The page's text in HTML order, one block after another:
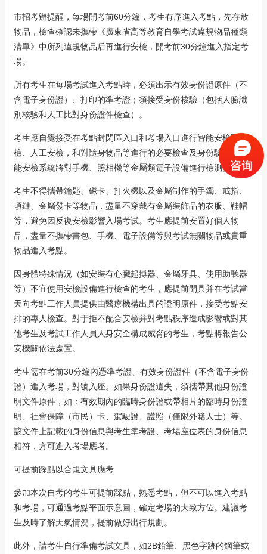
市招考辦提醒，每場開考前60分鐘，考生有序進入考點，先存放
物品，檢查確認未攜帶《廣東省高等教育自學考試違規物品種類
清單》中所列違規物品后再進行安檢，開考前30分鐘進入指定考
場。
所有考生在每場考試進入考點時，必須出示有效身份證原件（不
含電子身份證）、打印的準考證；須接受身份核驗（包括人臉識
別核驗和人工比對身份證件檢查）。
考生應自覺接受在考點封閉區入口和考場入口進行智能安檢門安
檢、人工安檢，和對隨身物品等進行的必要檢查及身份驗證。智
能安檢系統將對手機、照相機等金屬類電子設備進行檢測。
考生不得攜帶鑰匙、磁卡、打火機以及金屬制作的手鐲、戒指、
項鏈、金屬發卡等物品，盡量不穿戴有金屬裝飾品的衣服、鞋帽
等，避免因反復安檢影響入場考試。考生應提前安置好個人物
品，盡量不攜帶書包、手機、電子設備等與考試無關物品或貴重
物品進入考點。
因身體特殊情況（如安裝有心臟起搏器、金屬牙具、使用助聽器
等）不宜使用安檢設備進行檢查的考生，應提前開具并在考試當
天向考點工作人員提供由醫療機構出具的證明原件，接受考點安
排的專人檢查。對于拒不配合安檢并對考點秩序造成影響或對其
他考生及考試工作人員人身安全構成威脅的考生，考點將報告公
安機關依法處置。
考生需在考前30分鐘內憑準考證、有效身份證件（不含電子身份
證）進入考場，對號入座。如果身份證遺失，須攜帶其他身份證
明文件原件，如：有效期內的臨時身份證或帶相片的臨時身份證
明、社會保障（市民）卡、駕駛證、護照（僅限外籍人士）等。
該文件上記載的身份信息與考生準考證、考場座位表的身份信息
相符，方可進入考場應考。
可提前踩點以合規文具應考
參加本次自考的考生可提前踩點，熟悉考點，但不可以進入考點
和考場，可通過考點平面示意圖，確定考場的大致方位。建議考
生及時了解天氣情況，提前做好出行規劃。
此外，請考生自行準備考試文具，如2B鉛筆、黑色字跡的鋼筆或